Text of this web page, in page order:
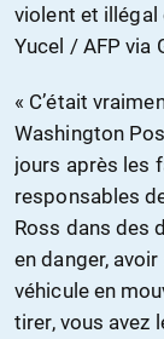
violent et illégal
Yucel / AFP via
« C’était
Washington
jours après les
responsables
Ross dans des
en danger,
véhicule en
tirer, vous avez